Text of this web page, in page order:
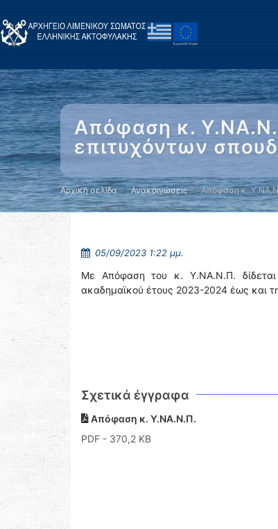
Απόφαση κ.
επιτυχόντων
Αρχική σελίδα Ανακοινώσεις Απόφαση κ.
05/09/2023 1:22 μμ.
Με Απόφαση του κ. Υ.ΝΑ.Ν.Π. δίδεται
ακαδημαϊκού έτους 2023-2024 έως και
Σχετικά έγγραφα
Απόφαση κ. Υ.ΝΑ.Ν.Π.
PDF - 370,2 KB